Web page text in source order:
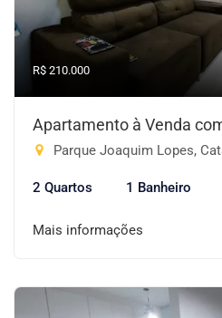
R$ 210.000
Apartamento à Venda
Parque Joaquim Lopes,
2 Quartos 1 Banheiro
Mais informações